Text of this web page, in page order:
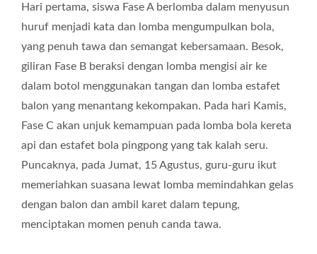
Hari pertama, siswa Fase A berlomba dalam menyusun
huruf menjadi kata dan lomba mengumpulkan bola,
yang penuh tawa dan semangat kebersamaan. Besok,
giliran Fase B beraksi dengan lomba mengisi air ke
dalam botol menggunakan tangan dan lomba estafet
balon yang menantang kekompakan. Pada hari Kamis,
Fase C akan unjuk kemampuan pada lomba bola kereta
api dan estafet bola pingpong yang tak kalah seru.
Puncaknya, pada Jumat, 15 Agustus, guru-guru ikut
memeriahkan suasana lewat lomba memindahkan gelas
dengan balon dan ambil karet dalam tepung,
menciptakan momen penuh canda tawa.